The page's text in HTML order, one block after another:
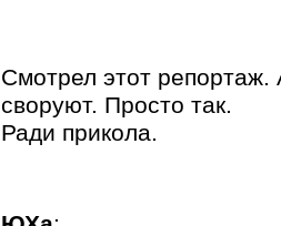
Смотрел этот репортаж.
своруют. Просто так.
Ради прикола.